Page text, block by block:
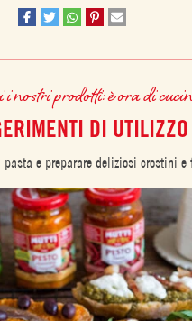
nostri prodotti: è ora di
DI UTILIZZO
e preparare deliziosi crostini e